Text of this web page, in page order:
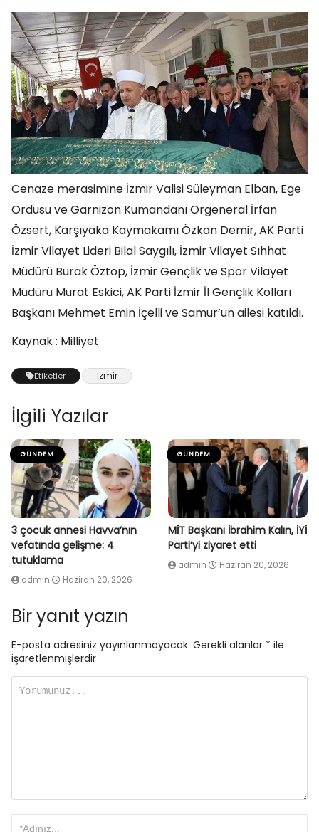
Cenaze merasimine İzmir Valisi Süleyman Elban, Ege
Ordusu ve Garnizon Kumandanı Orgeneral İrfan
Özsert, Karşıyaka Kaymakamı Özkan Demir, AK Parti
İzmir Vilayet Lideri Bilal Saygılı, İzmir Vilayet Sıhhat
Müdürü Burak Öztop, İzmir Gençlik ve Spor Vilayet
Müdürü Murat Eskici, AK Parti İzmir İl Gençlik Kolları
Başkanı Mehmet Emin İçelli ve Samur’un ailesi katıldı.
Kaynak : Milliyet
Etiketler İzmir
İlgili Yazılar
GÜNDEM
3 çocuk annesi Havva’nın
vefatında gelişme: 4
tutuklama
admin Haziran 20, 2026
GÜNDEM
MİT Başkanı İbrahim Kalın, İYİ
Parti’yi ziyaret etti
admin Haziran 20, 2026
Bir yanıt yazın
E-posta adresiniz yayınlanmayacak. Gerekli alanlar * ile
işaretlenmişlerdir